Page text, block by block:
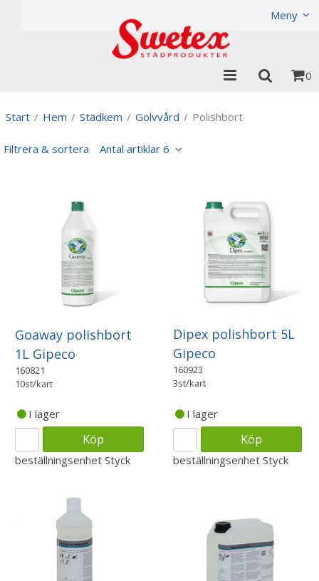
Meny
0
Start / Hem / Städkem / Golvvård / Polishbort
Filtrera & sortera Antal artiklar 6
Goaway polishbort
1L Gipeco
160821
10st/kart
I lager
Köp
beställningsenhet Styck
Dipex polishbort 5L
Gipeco
160923
3st/kart
I lager
Köp
beställningsenhet Styck